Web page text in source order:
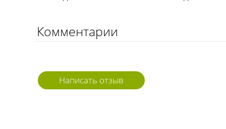
Комментарии
Написать отзыв